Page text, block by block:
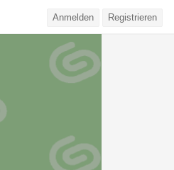
Anmelden Registrieren